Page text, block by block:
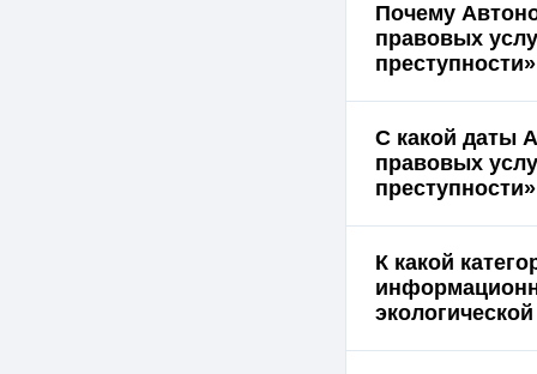
Почему
правовых
С какой даты
правовых
К какой